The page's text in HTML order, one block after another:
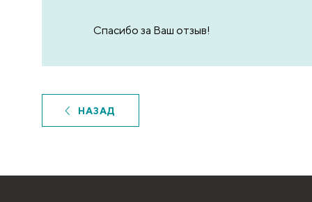
Спасибо за Ваш отзыв!
НАЗАД